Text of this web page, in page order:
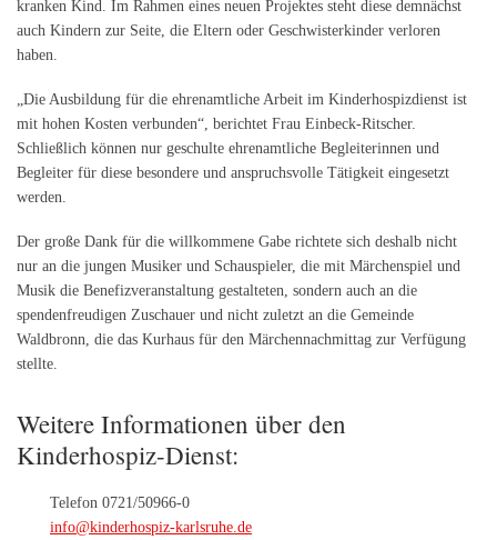
kranken Kind. Im Rahmen eines neuen Projektes steht diese demnächst
auch Kindern zur Seite, die Eltern oder Geschwisterkinder verloren
haben.
„Die Ausbildung für die ehrenamtliche Arbeit im Kinderhospizdienst ist
mit hohen Kosten verbunden“, berichtet Frau Einbeck-Ritscher.
Schließlich können nur geschulte ehrenamtliche Begleiterinnen und
Begleiter für diese besondere und anspruchsvolle Tätigkeit eingesetzt
werden.
Der große Dank für die willkommene Gabe richtete sich deshalb nicht
nur an die jungen Musiker und Schauspieler, die mit Märchenspiel und
Musik die Benefizveranstaltung gestalteten, sondern auch an die
spendenfreudigen Zuschauer und nicht zuletzt an die Gemeinde
Waldbronn, die das Kurhaus für den Märchennachmittag zur Verfügung
stellte.
Weitere Informationen über den
Kinderhospiz-Dienst:
Telefon 0721/50966-0
info@kinderhospiz-karlsruhe.de